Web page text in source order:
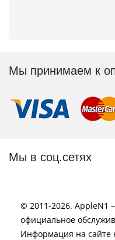
Мы принимаем к
Мы в соц.сетях
© 2011-2026. AppleN1 –
официальное
Информация на сайте